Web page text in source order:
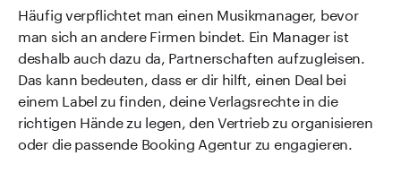
Häufig verpflichtet man einen Musikmanager, bevor
man sich an andere Firmen bindet. Ein Manager ist
deshalb auch dazu da, Partnerschaften aufzugleisen.
Das kann bedeuten, dass er dir hilft, einen Deal bei
einem Label zu finden, deine Verlagsrechte in die
richtigen Hände zu legen, den Vertrieb zu organisieren
oder die passende Booking Agentur zu engagieren.